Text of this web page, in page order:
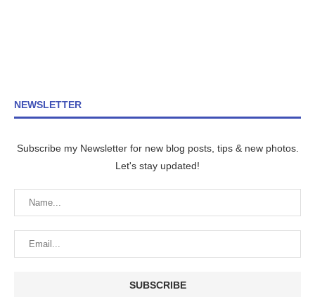
NEWSLETTER
Subscribe my Newsletter for new blog posts, tips & new photos.
Let's stay updated!